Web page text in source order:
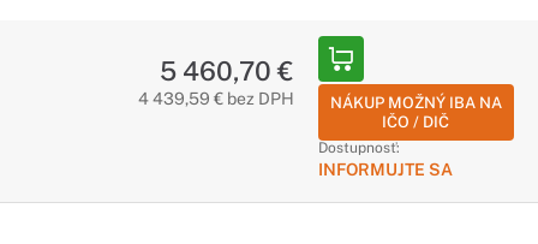
ostatní dobre počuli vás. Kvalitné audio s množstvom
inteligentných funkcií to zvládne na výbornú.
Pre jednoduchšiu spoluprácu
Kvalitné webkamery sú základom pre vedenie konferencií,
5 460,70 €
4 439,59 € bez DPH
NÁKUP MOŽNÝ IBA NA
IČO / DIČ
Dostupnosť:
INFORMUJTE SA